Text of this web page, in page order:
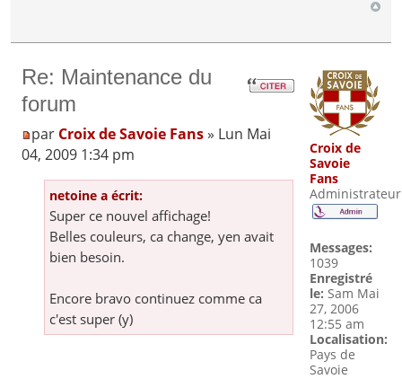
Re: Maintenance du
forum
par Croix de Savoie Fans» Lun Mai
04, 2009 1:34 pm
netoine a écrit:
Super ce nouvel affichage!
Belles couleurs, ca change, yen avait
bien besoin.
Encore bravo continuez comme ca
c'est super (y)
Croix de
Savoie
Fans
Administrateur
Messages:
1039
Enregistré
le: Sam Mai
27, 2006
12:55 am
Localisation:
Pays de
Savoie